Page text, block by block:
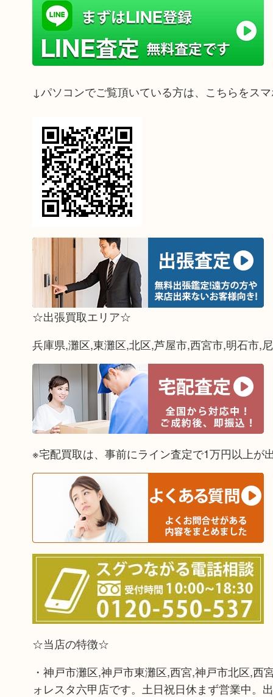
↓パソコンでご覧頂いている方は、こちらをス
☆出張買取エリア☆
兵庫県,灘区,東灘区,北区,芦屋市,西宮市,明石市,
※宅配買取は、事前にライン査定で1万円以上が
☆当店の特徴☆
・神戸市灘区,神戸市東灘区,西宮,神戸市北区,
ォレスタ六甲店です。土日祝日休まず営業中。